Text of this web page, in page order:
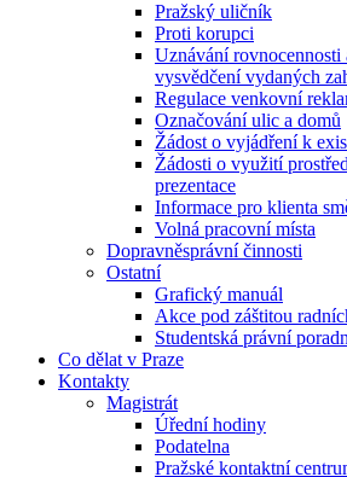
Pražský uličník
Proti korupci
Uznávání rovnocennosti
vysvědčení vydaných
Regulace venkovní
Označování ulic a domů
Žádost o vyjádření k
Žádosti o využití
prezentace
Informace pro klienta
Volná pracovní místa
Dopravněsprávní činnosti
Ostatní
Grafický manuál
Akce pod záštitou
Studentská právní
Co dělat v Praze
Kontakty
Magistrát
Úřední hodiny
Podatelna
Pražské kontaktní